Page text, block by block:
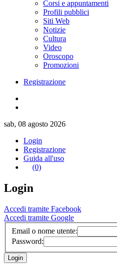
Corsi e appuntamenti
Profili pubblici
Siti Web
Notizie
Cultura
Video
Oroscopo
Promozioni
Registrazione
sab, 08 agosto 2026
Login
Registrazione
Guida all'uso
(0)
Login
Accedi tramite Facebook
Accedi tramite Google
Email o nome utente:
Password: